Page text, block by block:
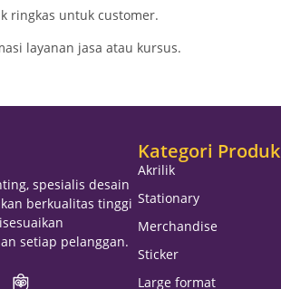
ringkas untuk customer.
layanan jasa atau kursus.
spesialis desain
berkualitas tinggi
setiap pelanggan.
Kategori Produk
Akrilik
Stationary
Merchandise
Sticker
Large format